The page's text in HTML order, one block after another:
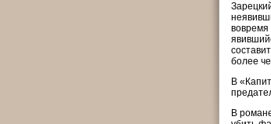
вовремя
более
В
В